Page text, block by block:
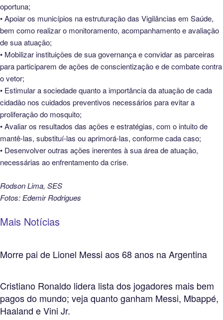
oportuna;
• Apoiar os municípios na estruturação das Vigilâncias em Saúde,
bem como realizar o monitoramento, acompanhamento e avaliação
de sua atuação;
• Mobilizar instituições de sua governança e convidar as parceiras
para participarem de ações de conscientização e de combate contra
o vetor;
• Estimular a sociedade quanto a importância da atuação de cada
cidadão nos cuidados preventivos necessários para evitar a
proliferação do mosquito;
• Avaliar os resultados das ações e estratégias, com o intuito de
mantê-las, substituí-las ou aprimorá-las, conforme cada caso;
• Desenvolver outras ações inerentes à sua área de atuação,
necessárias ao enfrentamento da crise.
Rodson Lima, SES
Fotos: Edemir Rodrigues
Mais Notícias
Morre pai de Lionel Messi aos 68 anos na Argentina
Cristiano Ronaldo lidera lista dos jogadores mais bem
pagos do mundo; veja quanto ganham Messi, Mbappé,
Haaland e Vini Jr.